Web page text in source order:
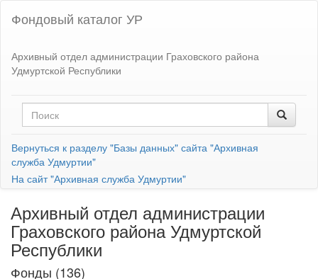
Фондовый каталог УР
Архивный отдел администрации Граховского района
Удмуртской Республики
Вернуться к разделу "Базы данных" сайта "Архивная
служба Удмуртии"
На сайт "Архивная служба Удмуртии"
Архивный отдел администрации
Граховского района Удмуртской
Республики
Фонды (136)